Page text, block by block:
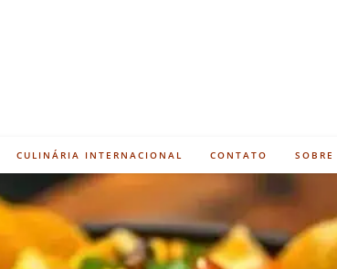
CULINÁRIA INTERNACIONAL CONTATO SOBRE